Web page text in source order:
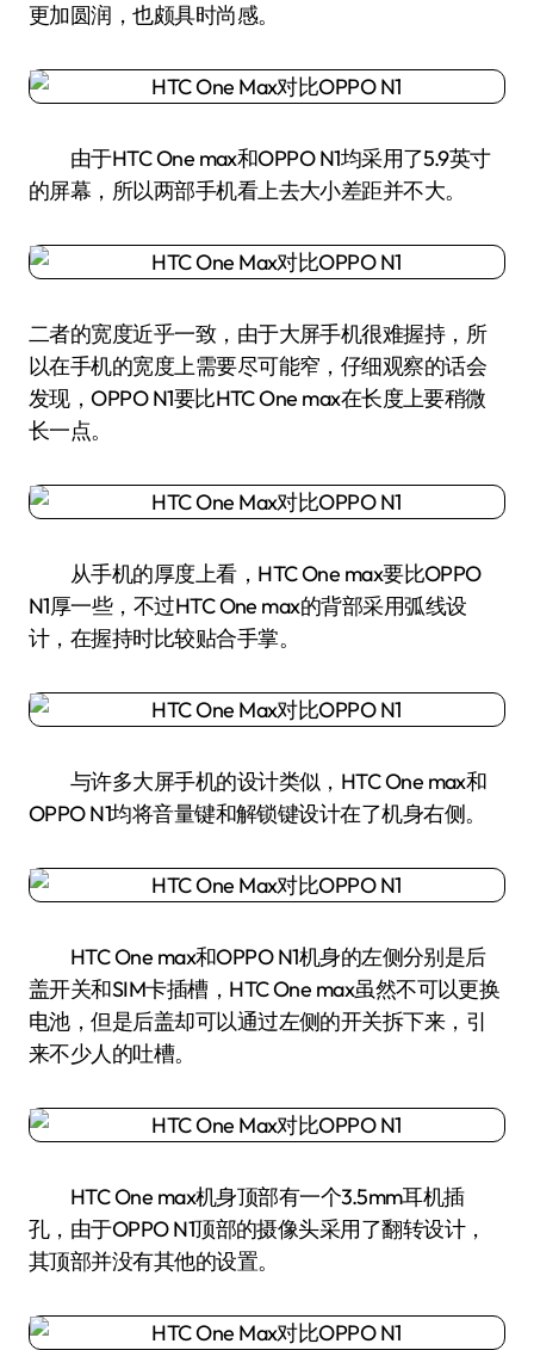
更加圆润，也颇具时尚感。
由于HTC One max和OPPO N1均采用了5.9英寸
的屏幕，所以两部手机看上去大小差距并不大。
二者的宽度近乎一致，由于大屏手机很难握持，所
以在手机的宽度上需要尽可能窄，仔细观察的话会
发现，OPPO N1要比HTC One max在长度上要稍微
长一点。
从手机的厚度上看，HTC One max要比OPPO
N1厚一些，不过HTC One max的背部采用弧线设
计，在握持时比较贴合手掌。
与许多大屏手机的设计类似，HTC One max和
OPPO N1均将音量键和解锁键设计在了机身右侧。
HTC One max和OPPO N1机身的左侧分别是后
盖开关和SIM卡插槽，HTC One max虽然不可以更换
电池，但是后盖却可以通过左侧的开关拆下来，引
来不少人的吐槽。
HTC One max机身顶部有一个3.5mm耳机插
孔，由于OPPO N1顶部的摄像头采用了翻转设计，
其顶部并没有其他的设置。